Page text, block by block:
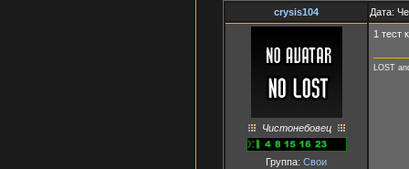
crysis104 Дата:
Чистонебовец
Группа: Свои
1 тест
LOST